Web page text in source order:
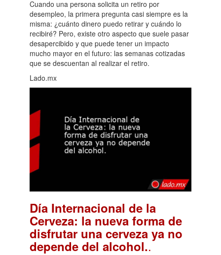
Cuando una persona solicita un retiro por
desempleo, la primera pregunta casi siempre es la
misma: ¿cuánto dinero puedo retirar y cuándo lo
recibiré? Pero, existe otro aspecto que suele pasar
desapercibido y que puede tener un impacto
mucho mayor en el futuro: las semanas cotizadas
que se descuentan al realizar el retiro.
Lado.mx
Día Internacional de la
Cerveza: la nueva forma de
disfrutar una cerveza ya no
depende del alcohol..